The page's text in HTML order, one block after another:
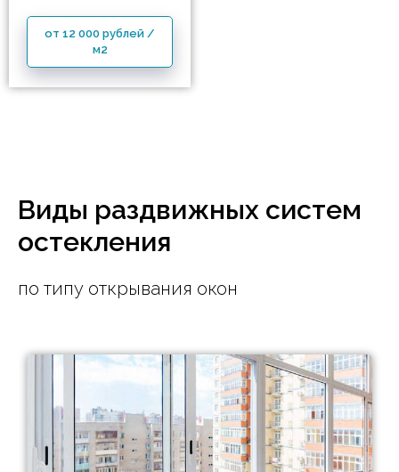
от 12 000 рублей /
м2
Виды раздвижных систем
остекления
по типу открывания окон